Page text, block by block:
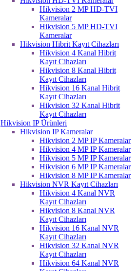
Hikvision 2 MP HD-TVI
Kameralar
Hikvision 5 MP HD-TVI
Kameralar
Hikvision Hibrit Kayıt Cihazları
Hikvision 4 Kanal Hibrit
Kayıt Cihazları
Hikvision 8 Kanal Hibrit
Kayıt Cihazları
Hikvision 16 Kanal Hibrit
Kayıt Cihazları
Hikvision 32 Kanal Hibrit
Kayıt Cihazları
Hikvision IP Ürünleri
Hikvision IP Kameralar
Hikvision 2 MP IP Kameralar
Hikvision 4 MP IP Kameralar
Hikvision 5 MP IP Kameralar
Hikvision 6 MP IP Kameralar
Hikvision 8 MP IP Kameralar
Hikvision NVR Kayıt Cihazları
Hikvision 4 Kanal NVR
Kayıt Cihazları
Hikvision 8 Kanal NVR
Kayıt Cihazları
Hikvision 16 Kanal NVR
Kayıt Cihazları
Hikvision 32 Kanal NVR
Kayıt Cihazları
Hikvision 64 Kanal NVR